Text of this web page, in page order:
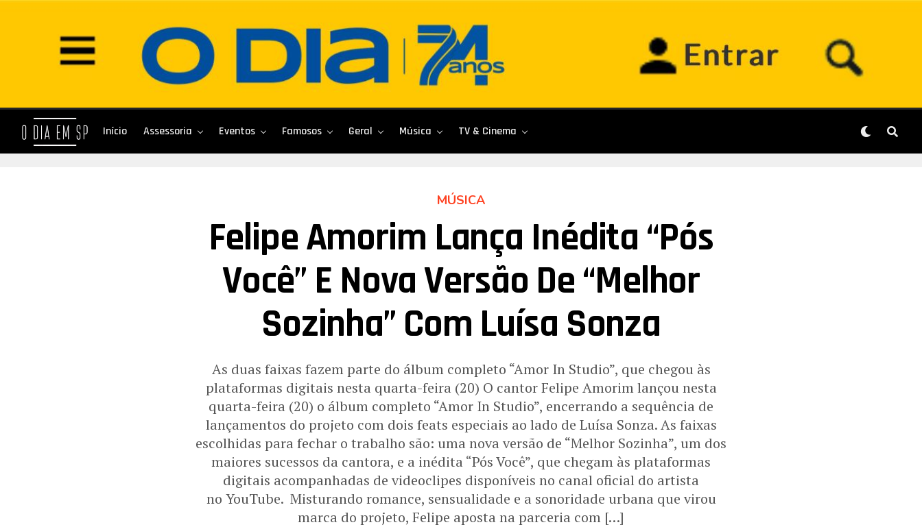
Início Assessoria Eventos Famosos Geral Música TV & Cinema
MÚSICA
Felipe Amorim Lança Inédita “Pós
Você” E Nova Versão De “Melhor
Sozinha” Com Luísa Sonza
As duas faixas fazem parte do álbum completo “Amor In Studio”, que chegou às
plataformas digitais nesta quarta-feira (20) O cantor Felipe Amorim lançou nesta
quarta-feira (20) o álbum completo “Amor In Studio”, encerrando a sequência de
lançamentos do projeto com dois feats especiais ao lado de Luísa Sonza. As faixas
escolhidas para fechar o trabalho são: uma nova versão de “Melhor Sozinha”, um dos
maiores sucessos da cantora, e a inédita “Pós Você”, que chegam às plataformas
digitais acompanhadas de videoclipes disponíveis no canal oficial do artista
no YouTube. Misturando romance, sensualidade e a sonoridade urbana que virou
marca do projeto, Felipe aposta na parceria com […]